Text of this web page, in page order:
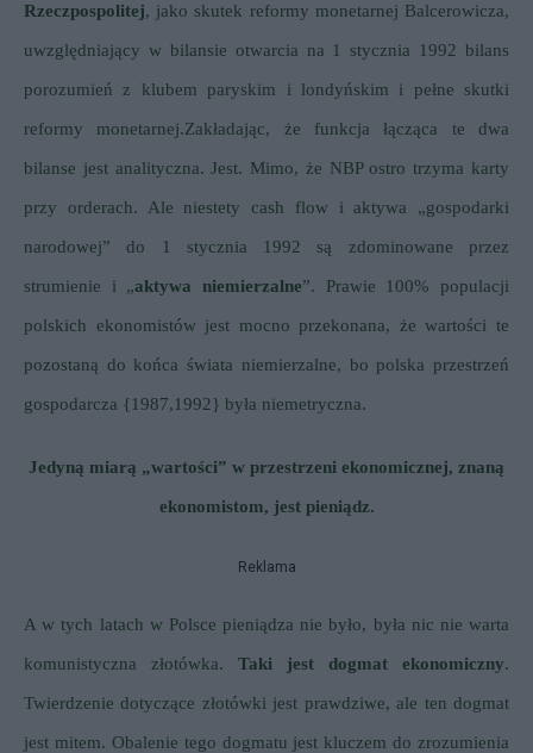
Rzeczpospolitej, jako skutek reformy monetarnej Balcerowicza,
uwzględniający w bilansie otwarcia na 1 stycznia 1992 bilans
porozumień z klubem paryskim i londyńskim i pełne skutki
reformy monetarnej.Zakładając, że funkcja łącząca te dwa
bilanse jest analityczna. Jest. Mimo, że NBP ostro trzyma karty
przy orderach. Ale niestety cash flow i aktywa „gospodarki
narodowej” do 1 stycznia 1992 są zdominowane przez
strumienie i „aktywa niemierzalne”. Prawie 100% populacji
polskich ekonomistów jest mocno przekonana, że wartości te
pozostaną do końca świata niemierzalne, bo polska przestrzeń
gospodarcza {1987,1992} była niemetryczna.
Jedyną miarą „wartości” w przestrzeni ekonomicznej, znaną
ekonomistom, jest pieniądz.
Reklama
A w tych latach w Polsce pieniądza nie było, była nic nie warta
komunistyczna złotówka. Taki jest dogmat ekonomiczny.
Twierdzenie dotyczące złotówki jest prawdziwe, ale ten dogmat
jest mitem. Obalenie tego dogmatu jest kluczem do zrozumienia